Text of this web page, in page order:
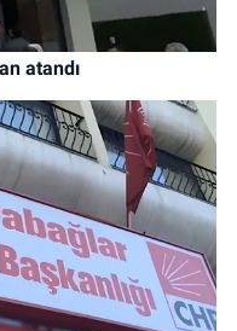
atandı